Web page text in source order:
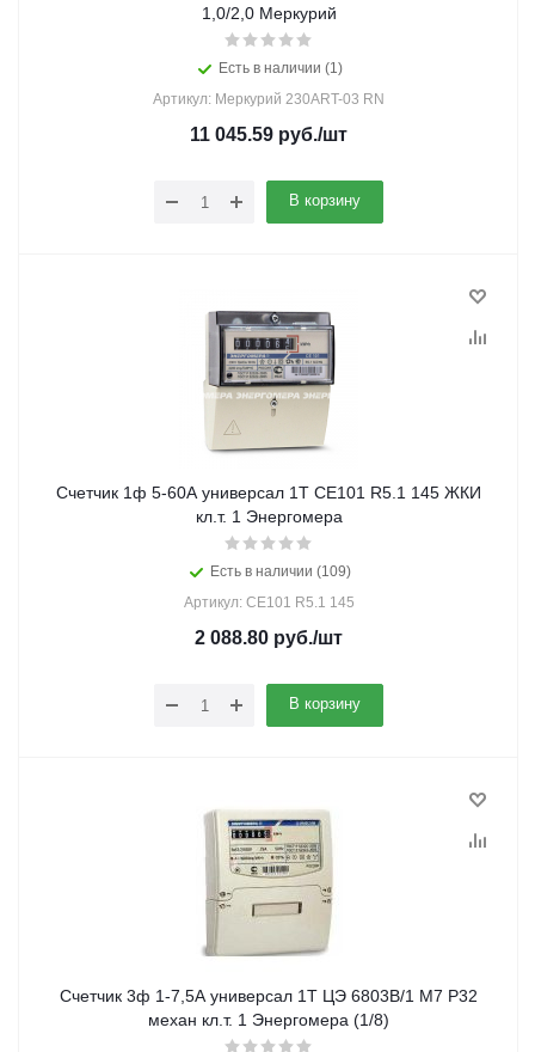
1,0/2,0 Меркурий
Есть в наличии (1)
Артикул: Меркурий 230ART-03 RN
11 045.59 руб./шт
В корзину
Счетчик 1ф 5-60А универсал 1Т СЕ101 R5.1 145 ЖКИ
кл.т. 1 Энергомера
Есть в наличии (109)
Артикул: CE101 R5.1 145
2 088.80 руб./шт
В корзину
Счетчик 3ф 1-7,5А универсал 1Т ЦЭ 6803В/1 М7 Р32
механ кл.т. 1 Энергомера (1/8)